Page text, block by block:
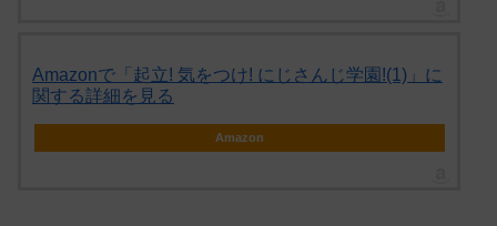
Amazonで「起立! 気をつけ! にじさんじ学園!(1)」に
関する詳細を見る
Amazon